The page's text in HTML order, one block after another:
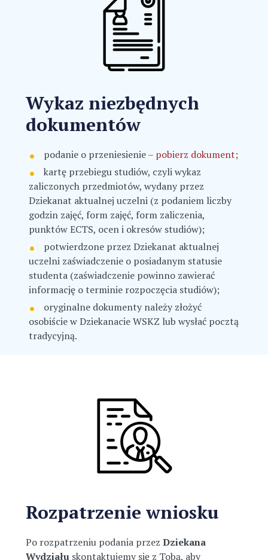
Wykaz niezbędnych
dokumentów
podanie o przeniesienie – pobierz dokument;
kartę przebiegu studiów, czyli wykaz
zaliczonych przedmiotów, wydany przez
Dziekanat aktualnej uczelni (z podaniem liczby
godzin zajęć, form zajęć, form zaliczenia,
punktów ECTS, ocen i okresów studiów);
potwierdzone przez Dziekanat aktualnej
uczelni zaświadczenie o posiadanym statusie
studenta (zaświadczenie powinno zawierać
informację o terminie rozpoczęcia studiów);
oryginalne dokumenty należy złożyć
osobiście w Dziekanacie WSKZ lub wysłać pocztą
tradycyjną.
Rozpatrzenie wniosku
Po rozpatrzeniu podania przez Dziekana
Wydziałuskontaktujemy się z Tobą, aby